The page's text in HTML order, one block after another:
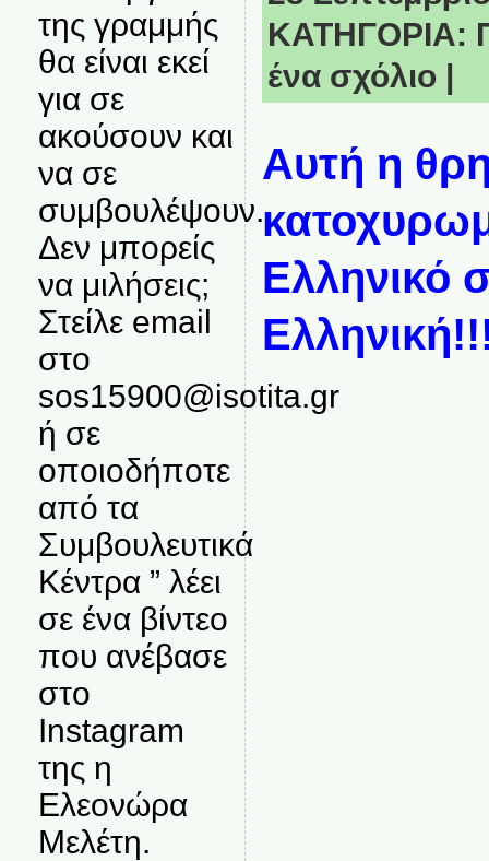
της γραμμής
θα είναι εκεί
για σε
ακούσουν και
να σε
συμβουλέψουν.
Δεν μπορείς
να μιλήσεις;
Στείλε email
στο
sos15900@isotita.gr
ή σε
οποιοδήποτε
από τα
Συμβουλευτικά
Κέντρα ” λέει
σε ένα βίντεο
που ανέβασε
στο
Instagram
της η
Ελεονώρα
Μελέτη.
ΚΑΤΗΓΟΡΙΑ:
ένα σχόλιο
Αυτή η
Ελληνικό